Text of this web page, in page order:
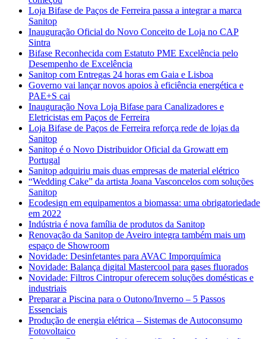
Loja Bifase de Paços de Ferreira passa a integrar a marca
Sanitop
Inauguração Oficial do Novo Conceito de Loja no CAP
Sintra
Bifase Reconhecida com Estatuto PME Excelência pelo
Desempenho de Excelência
Sanitop com Entregas 24 horas em Gaia e Lisboa
Governo vai lançar novos apoios à eficiência energética e
PAE+S cai
Inauguração Nova Loja Bifase para Canalizadores e
Eletricistas em Paços de Ferreira
Loja Bifase de Paços de Ferreira reforça rede de lojas da
Sanitop
Sanitop é o Novo Distribuidor Oficial da Growatt em
Portugal
Sanitop adquiriu mais duas empresas de material elétrico
“Wedding Cake” da artista Joana Vasconcelos com soluções
Sanitop
Ecodesign em equipamentos a biomassa: uma obrigatoriedade
em 2022
Indústria é nova família de produtos da Sanitop
Renovação da Sanitop de Aveiro integra também mais um
espaço de Showroom
Novidade: Desinfetantes para AVAC Imporquímica
Novidade: Balança digital Mastercool para gases fluorados
Novidade: Filtros Cintropur oferecem soluções domésticas e
industriais
Preparar a Piscina para o Outono/Inverno – 5 Passos
Essenciais
Produção de energia elétrica – Sistemas de Autoconsumo
Fotovoltaico